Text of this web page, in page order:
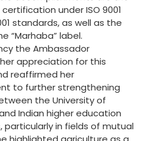
under ISO 9001
standards, as well as the
“Marhaba” label.
the Ambassador
appreciation for this
reaffirmed her
to further strengthening
the University of
Indian higher education
particularly in fields of mutual